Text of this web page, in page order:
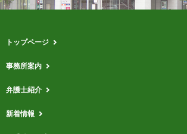
トップページ
事務所案内
弁護士紹介
新着情報